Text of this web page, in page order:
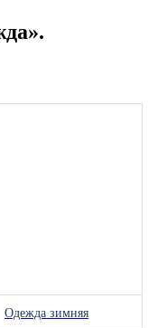
Одежда зимняя